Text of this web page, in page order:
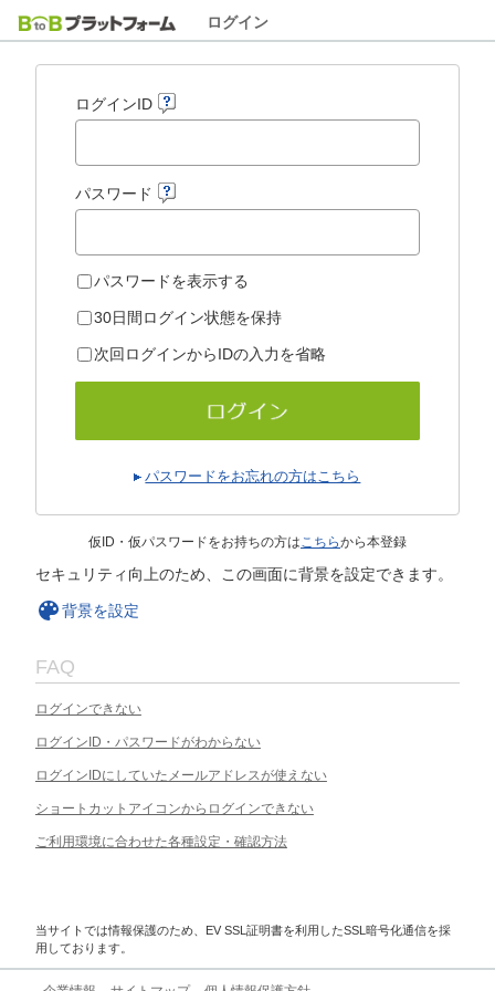
ログイン
ログインID
パスワード
パスワードを表示する
30日間ログイン状態を保持
次回ログインからIDの入力を省略
パスワードをお忘れの方はこちら
仮ID・仮パスワードをお持ちの方はこちらから本登録
セキュリティ向上のため、この画面に背景を設定できます。
背景を設定
FAQ
ログインできない
ログインID・パスワードがわからない
ログインIDにしていたメールアドレスが使えない
ショートカットアイコンからログインできない
ご利用環境に合わせた各種設定・確認方法
当サイトでは情報保護のため、EV SSL証明書を利用したSSL暗号化通信を採
用しております。